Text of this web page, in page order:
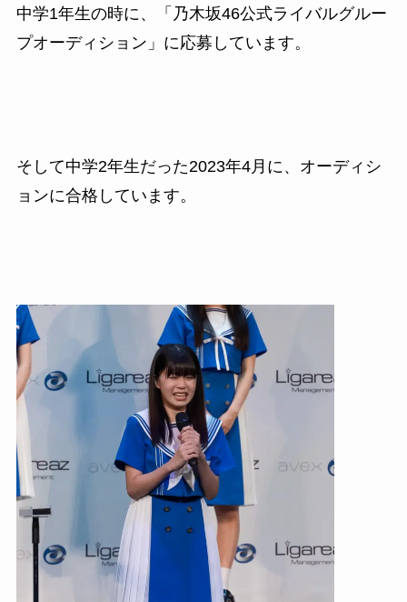
中学1年生の時に、「乃木坂46公式ライバルグルー
プオーディション」に応募しています。
そして中学2年生だった2023年4月に、オーディシ
ョンに合格しています。